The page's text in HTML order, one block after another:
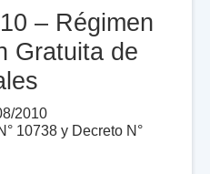
– Régimen
Gratuita de
2010
10738 y Decreto N°